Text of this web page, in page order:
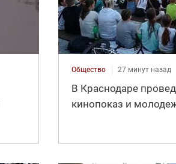
Общество 27 минут назад
В Краснодаре
кинопоказ и